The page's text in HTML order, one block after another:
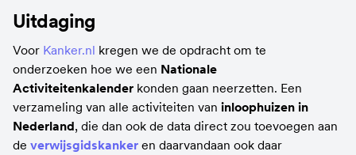
Uitdaging
Voor Kanker.nl kregen we de opdracht om te
onderzoeken hoe we een Nationale
Activiteitenkalender konden gaan neerzetten. Een
verzameling van alle activiteiten van inloophuizen in
Nederland, die dan ook de data direct zou toevoegen aan
de verwijsgidskanker en daarvandaan ook daar